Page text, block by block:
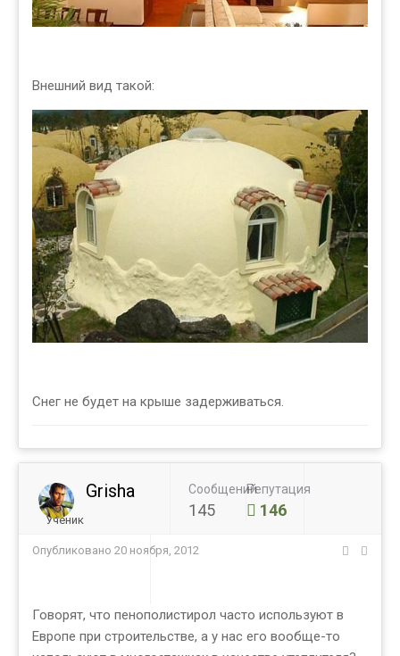
Внешний вид такой:
Снег не будет на крыше задерживаться.
Grisha
Ученик
Сообщений
145
Репутация
146
Опубликовано 20 ноября, 2012
Говорят, что пенополистирол часто используют в
Европе при строительстве, а у нас его вообще-то